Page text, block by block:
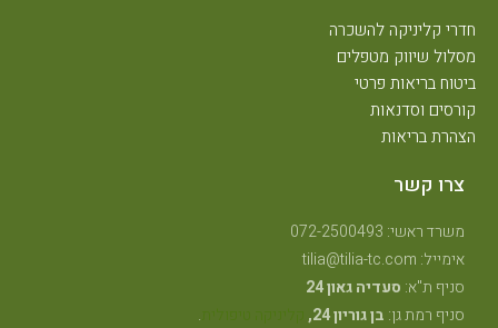
חדרי קליניקה להשכרה
מסלול שיווק מטפלים
ביטוח בריאות פרטי
קורסים וסדנאות
הצהרת בריאות
צרו קשר
משרד ראשי: 072-2500493
אימייל: tilia@tilia-tc.com
סניף ת"א:סעדיה גאון 24
סניף רמת גן:בן גוריון 24, קליניקה טיפולית